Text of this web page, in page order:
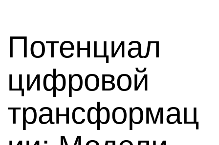
Потенциал
цифровой
трансформац